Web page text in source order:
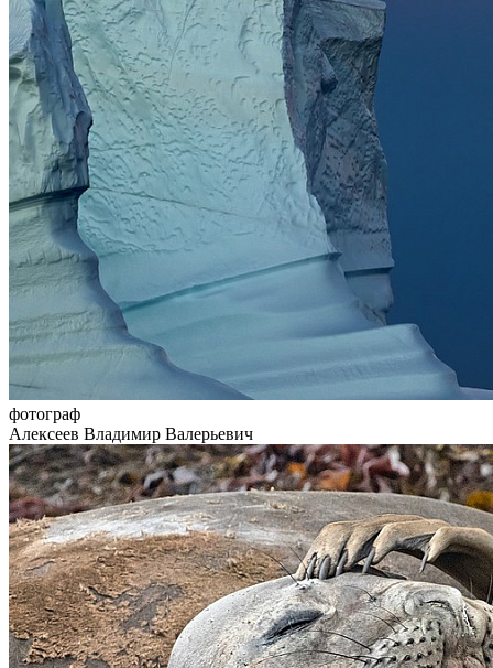
фотограф
Алексеев Владимир Валерьевич